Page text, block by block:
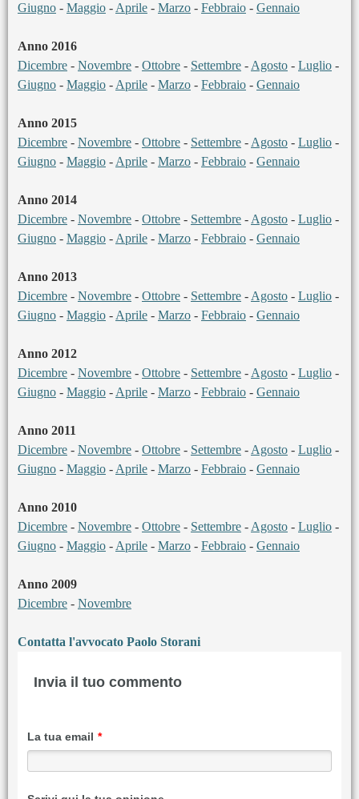
Giugno - Maggio - Aprile - Marzo - Febbraio - Gennaio
Anno 2016
Dicembre - Novembre - Ottobre - Settembre - Agosto - Luglio -
Giugno - Maggio - Aprile - Marzo - Febbraio - Gennaio
Anno 2015
Dicembre - Novembre - Ottobre - Settembre - Agosto - Luglio -
Giugno - Maggio - Aprile - Marzo - Febbraio - Gennaio
Anno 2014
Dicembre - Novembre - Ottobre - Settembre - Agosto - Luglio -
Giugno - Maggio - Aprile - Marzo - Febbraio - Gennaio
Anno 2013
Dicembre - Novembre - Ottobre - Settembre - Agosto - Luglio -
Giugno - Maggio - Aprile - Marzo - Febbraio - Gennaio
Anno 2012
Dicembre - Novembre - Ottobre - Settembre - Agosto - Luglio -
Giugno - Maggio - Aprile - Marzo - Febbraio - Gennaio
Anno 2011
Dicembre - Novembre - Ottobre - Settembre - Agosto - Luglio -
Giugno - Maggio - Aprile - Marzo - Febbraio - Gennaio
Anno 2010
Dicembre - Novembre - Ottobre - Settembre - Agosto - Luglio -
Giugno - Maggio - Aprile - Marzo - Febbraio - Gennaio
Anno 2009
Dicembre - Novembre
Contatta l'avvocato Paolo Storani